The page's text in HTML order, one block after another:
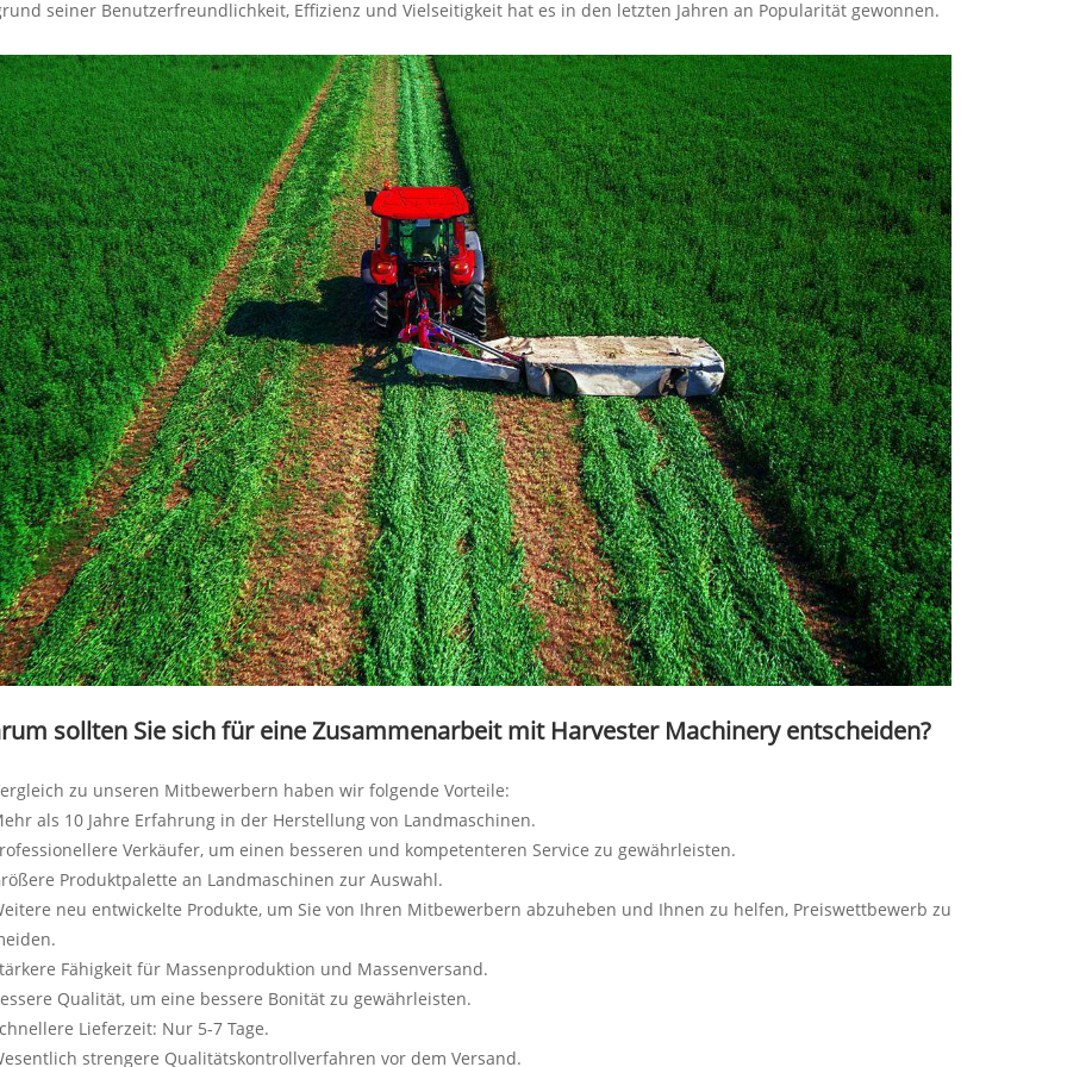
seiner Benutzerfreundlichkeit, Effizienz und Vielseitigkeit hat es in den letzten Jahren an Popularität gewonnen.
sollten Sie sich für eine Zusammenarbeit mit Harvester Machinery entscheiden?
zu unseren Mitbewerbern haben wir folgende Vorteile:
als 10 Jahre Erfahrung in der Herstellung von Landmaschinen.
Verkäufer, um einen besseren und kompetenteren Service zu gewährleisten.
Produktpalette an Landmaschinen zur Auswahl.
neu entwickelte Produkte, um Sie von Ihren Mitbewerbern abzuheben und Ihnen zu helfen, Preiswettbewerb zu
Fähigkeit für Massenproduktion und Massenversand.
Qualität, um eine bessere Bonität zu gewährleisten.
Lieferzeit: Nur 5-7 Tage.
strengere Qualitätskontrollverfahren vor dem Versand.